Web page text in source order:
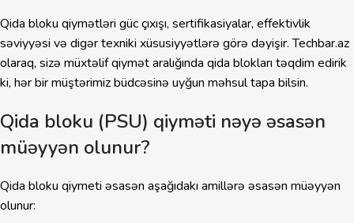
Qida bloku qiymətləri güc çıxışı, sertifikasiyalar, effektivlik
səviyyəsi və digər texniki xüsusiyyətlərə görə dəyişir. Techbar.az
olaraq, sizə müxtəlif qiymət aralığında qida blokları təqdim edirik
ki, hər bir müştərimiz büdcəsinə uyğun məhsul tapa bilsin.
Qida bloku (PSU) qiyməti nəyə əsasən
müəyyən olunur?
Qida bloku qiymeti əsasən aşağıdakı amillərə əsasən müəyyən
olunur: